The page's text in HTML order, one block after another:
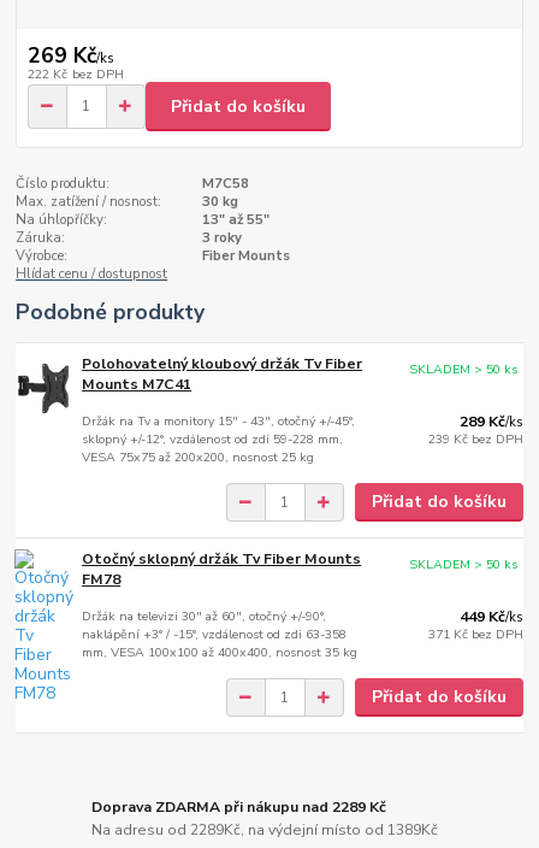
269 Kč/ks
222 Kč bez DPH
Přidat do košíku
Číslo produktu:
M7C58
Max. zatížení / nosnost:
30 kg
Na úhlopříčky:
13" až 55"
Záruka:
3 roky
Výrobce:
Fiber Mounts
Hlídat cenu / dostupnost
Podobné produkty
Polohovatelný kloubový držák Tv Fiber
Mounts M7C41
Držák na Tv a monitory 15" - 43", otočný +/-45°,
sklopný +/-12°, vzdálenost od zdi 59-228 mm,
VESA 75x75 až 200x200, nosnost 25 kg
289 Kč/ks
239 Kč bez DPH
SKLADEM > 50 ks
Přidat do košíku
Otočný sklopný držák Tv Fiber Mounts
FM78
Držák na televizi 30" až 60", otočný +/-90°,
naklápění +3° / -15°, vzdálenost od zdi 63-358
mm, VESA 100x100 až 400x400, nosnost 35 kg
449 Kč/ks
371 Kč bez DPH
SKLADEM > 50 ks
Přidat do košíku
Doprava ZDARMA při nákupu nad 2289 Kč
Na adresu od 2289Kč, na výdejní místo od 1389Kč